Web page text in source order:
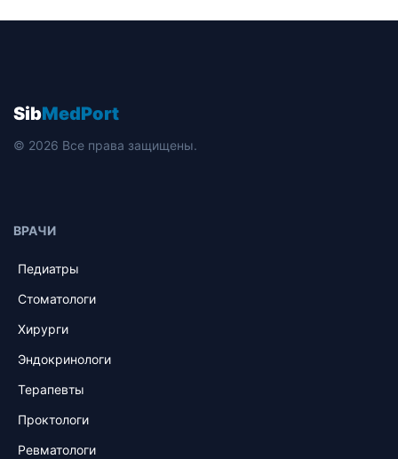
SibMedPort
© 2026 Все права защищены.
ВРАЧИ
Педиатры
Стоматологи
Хирурги
Эндокринологи
Терапевты
Проктологи
Ревматологи